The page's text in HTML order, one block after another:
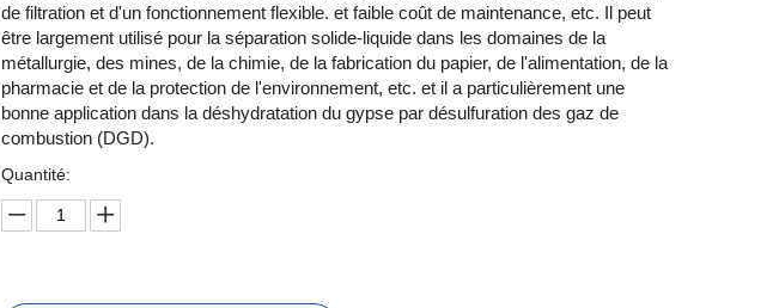
de filtration et d'un fonctionnement flexible. et faible coût de maintenance, etc. Il peut
être largement utilisé pour la séparation solide-liquide dans les domaines de la
métallurgie, des mines, de la chimie, de la fabrication du papier, de l'alimentation, de la
pharmacie et de la protection de l'environnement, etc. et il a particulièrement une
bonne application dans la déshydratation du gypse par désulfuration des gaz de
combustion (DGD).
Quantité: